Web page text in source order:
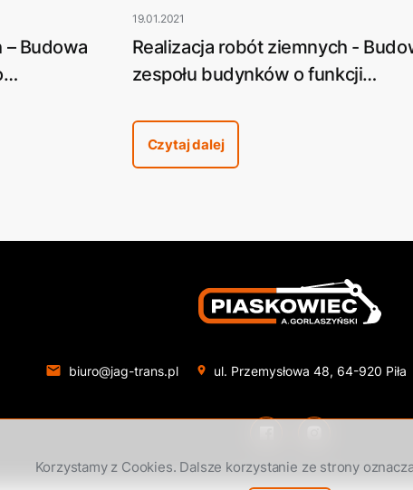
– Budowa
19.01.2021
Realizacja robót ziemnych -
zespołu budynków o funkcji
Ogińskiego (Market budowlany
– obecnie Bricomarche)
Czytaj dalej
biuro@jag-trans.pl ul. Przemysłowa 48, 64-920 Piła
Korzystamy z Cookies. Dalsze korzystanie ze strony